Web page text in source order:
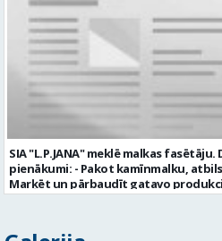
profesionālu darba vidi apmācību
uzsākšanas CV ar norādi vakancei „dispečers Valmierā” iesniegt līdz
2026. gada 21. augustam
valmiera.lv personīgi SIA „VTU
„Brandeļi”, Brandeļi, Kocēnu
daļā darba dienās no plkst. 13:00 līdz
konkursa termiņa beigām
aicināti uz tikšanos klātienē. Informācijai: 29231565 * Iesniegtos
personas datus SIA “VTU
viņa personas dati tiktu saglabāti SIA
bāzē ar mērķi tos apstrādāt citos SIA
atlases konkursos, tad pieteikumā
Valmiera, Valmieras nov. Darba laika
SIA "L.P.JANA" meklē malkas fasētāju.
pienākumi: - Pakot kamīnmalku,
Marķēt un pārbaudīt gatavo
kvalitāti un kārtību darba vietā Prasības kandidātiem: - Laba fiziskā